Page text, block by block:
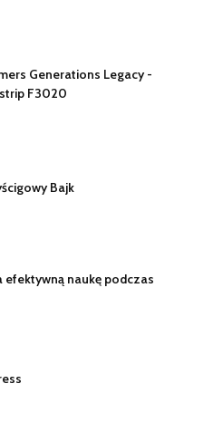
Generations Legacy -
F3020
Bajk
naukę podczas